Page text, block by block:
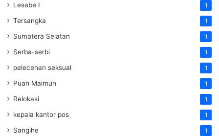
Lesabe I 1
Tersangka 1
Sumatera Selatan 1
Serba-serbi 1
pelecehan seksual 1
Puan Maimun 1
Relokasi 1
kepala kantor pos 1
Sangihe 1